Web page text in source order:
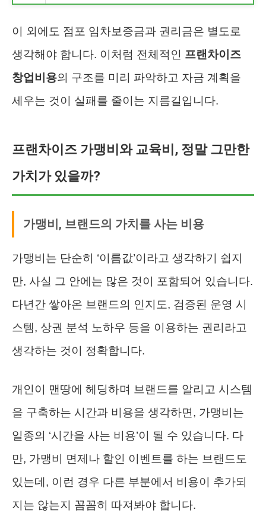
이 외에도 점포 임차보증금과 권리금은 별도로
생각해야 합니다. 이처럼 전체적인 프랜차이즈
창업비용의 구조를 미리 파악하고 자금 계획을
세우는 것이 실패를 줄이는 지름길입니다.
프랜차이즈 가맹비와 교육비, 정말 그만한
가치가 있을까?
가맹비, 브랜드의 가치를 사는 비용
가맹비는 단순히 ‘이름값’이라고 생각하기 쉽지
만, 사실 그 안에는 많은 것이 포함되어 있습니다.
다년간 쌓아온 브랜드의 인지도, 검증된 운영 시
스템, 상권 분석 노하우 등을 이용하는 권리라고
생각하는 것이 정확합니다.
개인이 맨땅에 헤딩하며 브랜드를 알리고 시스템
을 구축하는 시간과 비용을 생각하면, 가맹비는
일종의 ‘시간을 사는 비용’이 될 수 있습니다. 다
만, 가맹비 면제나 할인 이벤트를 하는 브랜드도
있는데, 이런 경우 다른 부분에서 비용이 추가되
지는 않는지 꼼꼼히 따져봐야 합니다.